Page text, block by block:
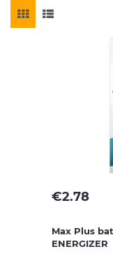
€2.78
Max Plus
ENERGIZER